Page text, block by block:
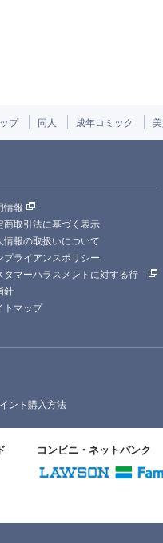
プ 同人 成年コミック
情報
商取引法に基づく表示
情報の取扱いについて
プライアンスポリシー
タマーハラスメントに対する行
針
トマップ
ント購入方法
コンビニ・ネットバンク